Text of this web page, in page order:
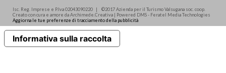
Isc. Reg. Imprese e P.Iva 02043090220 | ©2017 Azienda per il Turismo Valsugana soc. coop.
Creato con cura e amore da Archimede.Creativa | Powered DMS - Feratel Media Technologies
Aggiorna le tue preferenze di tracciamento della pubblicità
Informativa sulla raccolta